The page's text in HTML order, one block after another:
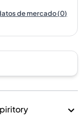
de mercado(0)